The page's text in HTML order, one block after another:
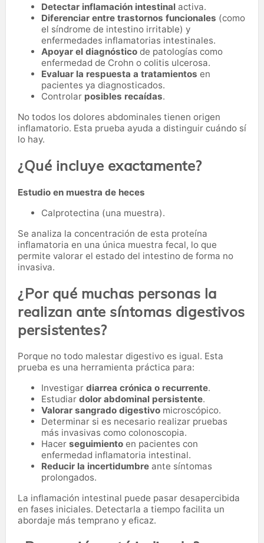
Detectar inflamación intestinal activa.
Diferenciar entre trastornos funcionales (como
el síndrome de intestino irritable) y
enfermedades inflamatorias intestinales.
Apoyar el diagnóstico de patologías como
enfermedad de Crohn o colitis ulcerosa.
Evaluar la respuesta a tratamientos en
pacientes ya diagnosticados.
Controlar posibles recaídas.
No todos los dolores abdominales tienen origen
inflamatorio. Esta prueba ayuda a distinguir cuándo sí
lo hay.
¿Qué incluye exactamente?
Estudio en muestra de heces
Calprotectina (una muestra).
Se analiza la concentración de esta proteína
inflamatoria en una única muestra fecal, lo que
permite valorar el estado del intestino de forma no
invasiva.
¿Por qué muchas personas la
realizan ante síntomas digestivos
persistentes?
Porque no todo malestar digestivo es igual. Esta
prueba es una herramienta práctica para:
Investigar diarrea crónica o recurrente.
Estudiar dolor abdominal persistente.
Valorar sangrado digestivo microscópico.
Determinar si es necesario realizar pruebas
más invasivas como colonoscopia.
Hacer seguimiento en pacientes con
enfermedad inflamatoria intestinal.
Reducir la incertidumbre ante síntomas
prolongados.
La inflamación intestinal puede pasar desapercibida
en fases iniciales. Detectarla a tiempo facilita un
abordaje más temprano y eficaz.